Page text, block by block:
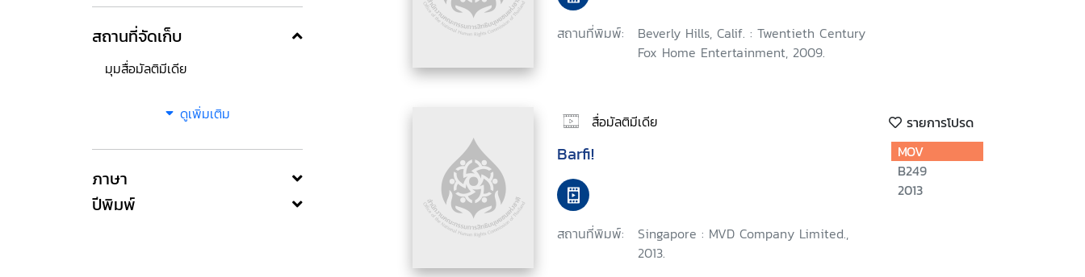
สถานที่จัดเก็บ
มุมสื่อมัลติมีเดีย
ดูเพิ่มเติม
ภาษา
ปีพิมพ์
สถานที่พิมพ์:
Beverly Hills, Calif. : Twentieth Century
Fox Home Entertainment, 2009.
สื่อมัลติมีเดีย รายการโปรด
Barfi!
สถานที่พิมพ์:
Singapore : MVD Company Limited.,
2013.
MOV
B249
2013